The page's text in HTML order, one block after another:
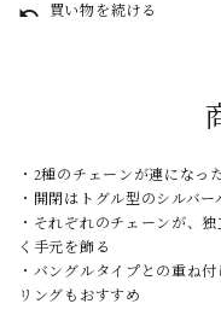
undo 買い物を続ける
・2種のチェーンが連になっ
・開閉はトグル型のシルバ
・それぞれのチェーンが、
く手元を飾る
・バングルタイプとの重ね
リングもおすすめ